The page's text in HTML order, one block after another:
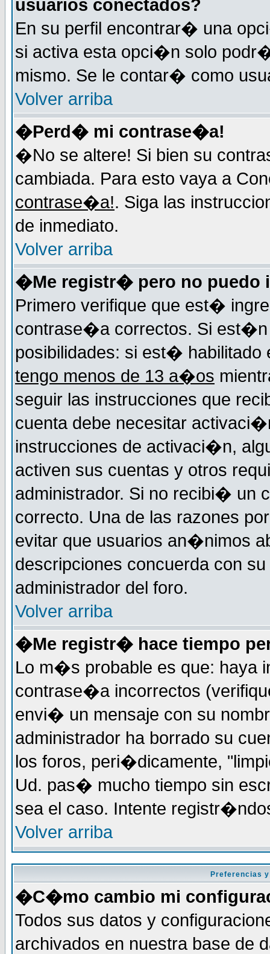
usuarios conectados?
En su perfil encontrar� una
si activa esta opci�n solo
mismo. Se le contar� como
Volver arriba
�Perd� mi contrase�a!
�No se altere! Si bien su
cambiada. Para esto vaya a
contrase�a!. Siga las
de inmediato.
Volver arriba
�Me registr� pero no puedo
Primero verifique que est�
contrase�a correctos. Si est�n
posibilidades: si est�
tengo menos de 13 a�os
seguir las instrucciones que
cuenta debe necesitar
instrucciones de activaci�n,
activen sus cuentas y otros
administrador. Si no recibi� un
correcto. Una de las razones
evitar que usuarios an�nimos
descripciones concuerda con
administrador del foro.
Volver arriba
�Me registr� hace tiempo
Lo m�s probable es que: haya
contrase�a incorrectos
envi� un mensaje con su
administrador ha borrado su
los foros, peri�dicamente,
Ud. pas� mucho tiempo sin
sea el caso. Intente
Volver arriba
Preferencias
�C�mo cambio mi
Todos sus datos y
archivados en nuestra base de